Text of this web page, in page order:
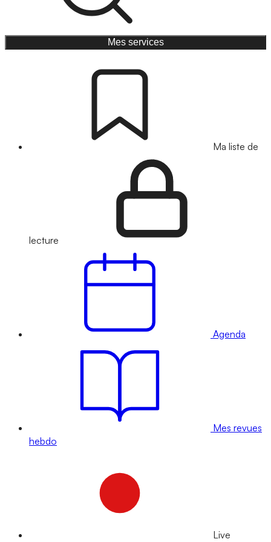
Mes services
Ma liste de
lecture
Agenda
Mes revues
hebdo
Live